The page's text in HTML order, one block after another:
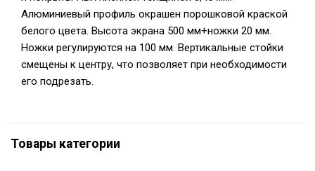
Алюминиевый профиль окрашен порошковой краской
белого цвета. Высота экрана 500 мм+ножки 20 мм.
Ножки регулируются на 100 мм. Вертикальные стойки
смещены к центру, что позволяет при необходимости
его подрезать.
Товары категории